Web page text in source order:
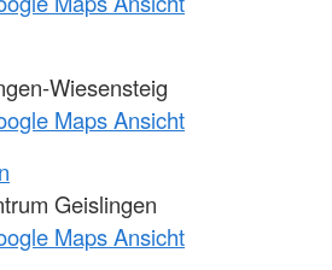
Wiesensteig
Maps Ansicht
Geislingen
Maps Ansicht